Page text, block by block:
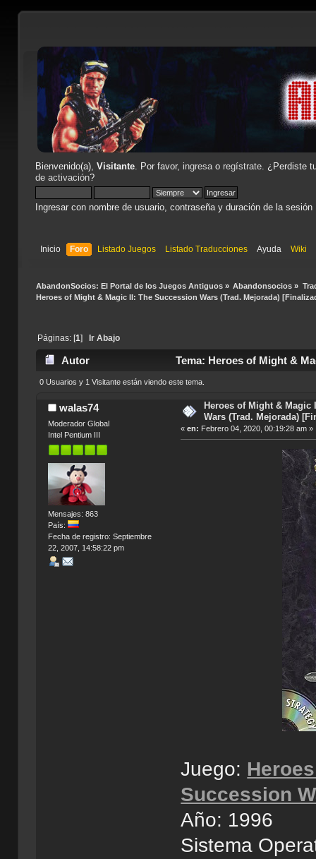
Bienvenido(a), Visitante. Por favor, ingresao regístrate. ¿Perdiste
de activación?
Ingresar con nombre de usuario, contraseña y duración de la sesión
Inicio Foro Listado Juegos Listado Traducciones Ayuda Wiki
AbandonSocios: El Portal de los Juegos Antiguos» Abandonsocios »
Heroes of Might & Magic II: The Succession Wars (Trad. Mejorada)
Páginas: [1] Ir Abajo
Autor
Tema: Heroes of Might &
3874 veces)
0 Usuarios y 1 Visitante están viendo este tema.
walas74
Moderador Global
Intel Pentium III
Mensajes: 863
País:
Fecha de registro: Septiembre
22, 2007, 14:58:22 pm
Heroes of Might & Magic
Wars (Trad. Mejorada)
«en: Febrero 04, 2020, 00:19:28 am »
Juego:
Succession
Año: 1996
Sistema